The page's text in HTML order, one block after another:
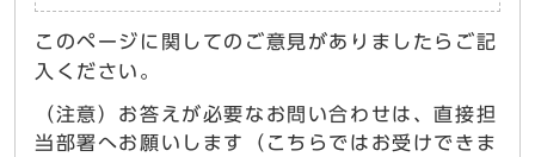
このページに関してのご意見がありましたらご記
入ください。
（注意）お答えが必要なお問い合わせは、直接担
当部署へお願いします（こちらではお受けできま